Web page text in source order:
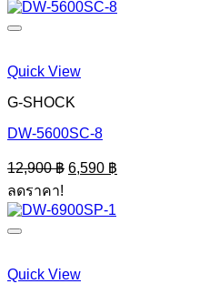
12,900 ฿.6,590 ฿.
Quick View
G-SHOCK
DW-5600SC-8
12,900฿ Original
price
12,900 ฿.
6,590 ฿
price
ลดราคา!
Quick View